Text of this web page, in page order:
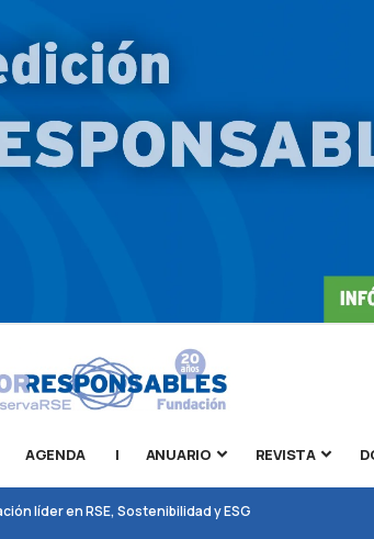
AGENDA | ANUARIO REVISTA
líder en RSE, Sostenibilidad y ESG